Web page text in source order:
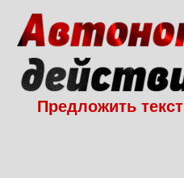
основному
содержанию
Предложить текст